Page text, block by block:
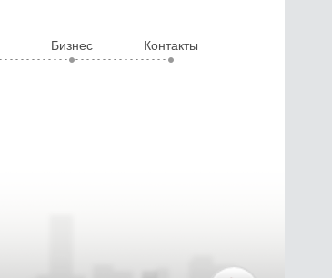
Бизнес Контакты